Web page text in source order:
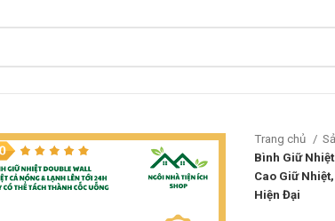
Trang chủ
Bình Giữ
Cao Giữ
Hiện Đại